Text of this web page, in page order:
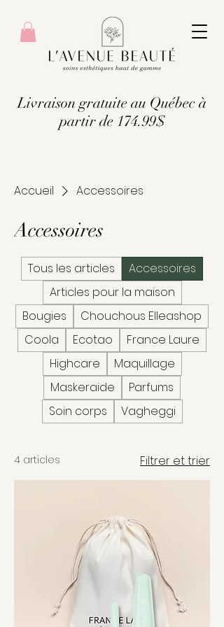
Livraison gratuite au Québec à
partir de 174.99$
Accueil Accessoires
Accessoires
Tous les articles
Accessoires
Articles pour la maison
Bougies
Chouchous Elleashop
Coola
Ecotao
France Laure
Highcare
Maquillage
Maskeraide
Parfums
Soin corps
Vagheggi
4 articles Filtrer et trier